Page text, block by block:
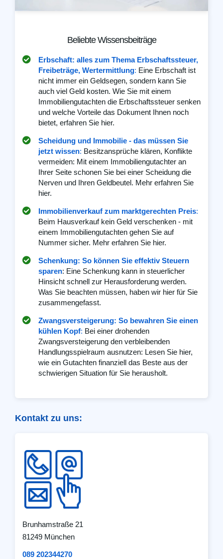
Beliebte Wissensbeiträge
Erbschaft: alles zum Thema Erbschaftssteuer,
Freibeträge, Wertermittlung: Eine Erbschaft ist
nicht immer ein Geldsegen, sondern kann Sie
auch viel Geld kosten. Wie Sie mit einem
Immobiliengutachten die Erbschaftssteuer senken
und welche Vorteile das Dokument Ihnen noch
bietet, erfahren Sie hier.
Scheidung und Immobilie - das müssen Sie
jetzt wissen: Besitzansprüche klären, Konflikte
vermeiden: Mit einem Immobiliengutachter an
Ihrer Seite schonen Sie bei einer Scheidung die
Nerven und Ihren Geldbeutel. Mehr erfahren Sie
hier.
Immobilienverkauf zum marktgerechten Preis:
Beim Hausverkauf kein Geld verschenken - mit
einem Immobiliengutachten gehen Sie auf
Nummer sicher. Mehr erfahren Sie hier.
Schenkung: So können Sie effektiv Steuern
sparen: Eine Schenkung kann in steuerlicher
Hinsicht schnell zur Herausforderung werden.
Was Sie beachten müssen, haben wir hier für Sie
zusammengefasst.
Zwangsversteigerung: So bewahren Sie einen
kühlen Kopf: Bei einer drohenden
Zwangsversteigerung den verbleibenden
Handlungsspielraum ausnutzen: Lesen Sie hier,
wie ein Gutachten finanziell das Beste aus der
schwierigen Situation für Sie herausholt.
Kontakt zu uns:
Brunhamstraße 21
81249 München
089 202344270